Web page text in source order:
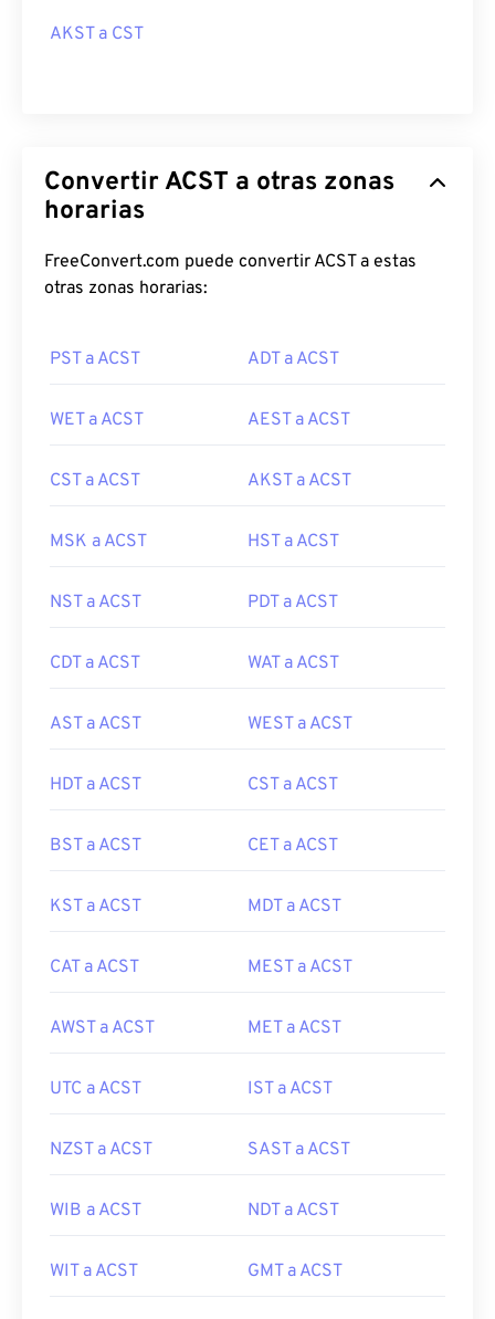
AKST a CST
Convertir ACST a otras zonas
horarias
FreeConvert.com puede convertir ACST a estas
otras zonas horarias:
PST a ACST ADT a ACST
WET a ACST AEST a ACST
CST a ACST AKST a ACST
MSK a ACST HST a ACST
NST a ACST PDT a ACST
CDT a ACST WAT a ACST
AST a ACST WEST a ACST
HDT a ACST CST a ACST
BST a ACST CET a ACST
KST a ACST MDT a ACST
CAT a ACST MEST a ACST
AWST a ACST MET a ACST
UTC a ACST IST a ACST
NZST a ACST SAST a ACST
WIB a ACST NDT a ACST
WIT a ACST GMT a ACST